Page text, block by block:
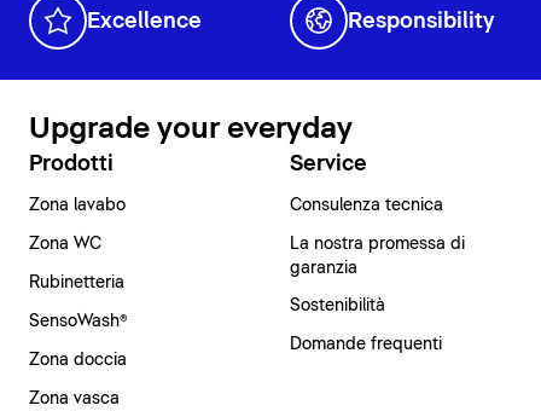
Excellence Responsibility
Upgrade your everyday
Prodotti
Zona lavabo
Zona WC
Rubinetteria
SensoWash®
Zona doccia
Zona vasca
Service
Consulenza tecnica
La nostra promessa di
garanzia
Sostenibilità
Domande frequenti